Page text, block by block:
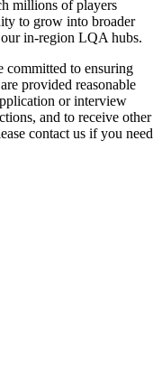
millions of players
to grow into broader
in-region LQA hubs.
committed to ensuring
provided reasonable
or interview
and to receive other
contact us if you need